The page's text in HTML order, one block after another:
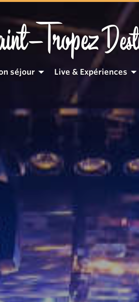
Tropez
séjour Live & Expériences